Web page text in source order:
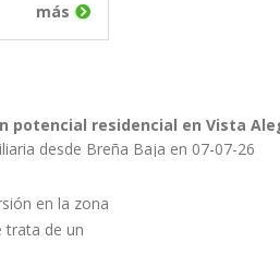
más
potencial residencial en Vista
desde Breña Baja en 07-07-26
en la zona
trata de un